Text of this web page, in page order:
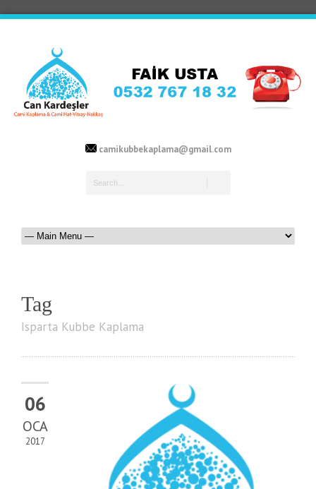
camikubbekaplama@gmail.com
Tag
Isparta Kubbe Kaplama
06
OCA
2017